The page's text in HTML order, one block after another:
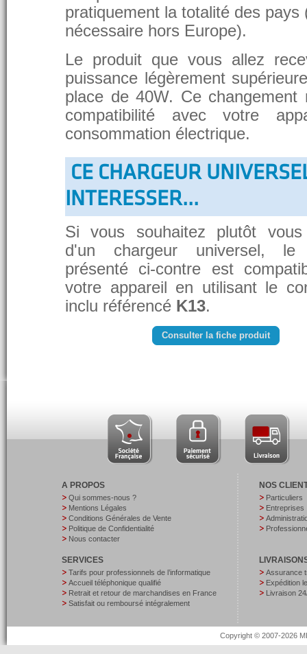
pratiquement la totalité des
nécessaire hors Europe).
Le produit que vous allez
puissance légèrement
place de 40W. Ce
compatibilité avec votre
consommation électrique.
CE CHARGEUR
INTERESSER...
Si vous souhaitez plutôt vous
d'un chargeur universel, le
présenté ci-contre est
votre appareil en utilisant le
inclu référencé K13.
Consulter la fiche produit
A PROPOS
Qui sommes-nous ?
Mentions Légales
Conditions Générales de Vente
Politique de Confidentialité
Nous contacter
SERVICES
Tarifs pour professionnels de l’informatique
Accueil téléphonique qualifié
Retrait et retour de marchandises en France
Satisfait ou remboursé intégralement
NOS
Particuliers
Entreprises
Assurance
Expédition
Livraison
Copyright © 2007-2026